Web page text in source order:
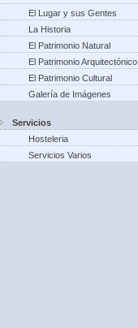
El Lugar y sus Gentes
La Historia
El Patrimonio Natural
El Patrimonio Arquitectónico
El Patrimonio Cultural
Galería de Imágenes
Servicios
Hosteleria
Servicios Varios